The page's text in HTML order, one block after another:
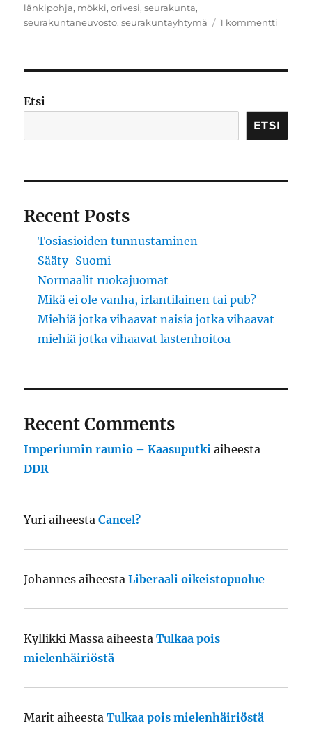
länkipohja, mökki,orivesi,seurakunta,
seurakuntaneuvosto,seurakuntayhtymä 1 kommentti
Etsi
ETSI
Recent Posts
Tosiasioiden tunnustaminen
Sääty-Suomi
Normaalit ruokajuomat
Mikä ei ole vanha, irlantilainen tai pub?
Miehiä jotka vihaavat naisia jotka vihaavat
miehiä jotka vihaavat lastenhoitoa
Recent Comments
Imperiumin raunio – Kaasuputki aiheesta
DDR
Yuri aiheestaCancel?
Johannes aiheestaLiberaali oikeistopuolue
Kyllikki Massa aiheestaTulkaa pois
mielenhäiriöstä
Marit aiheestaTulkaa pois mielenhäiriöstä